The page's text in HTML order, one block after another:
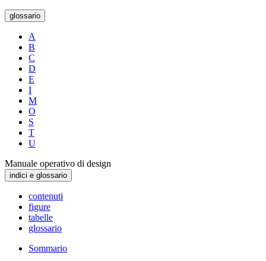
glossario
A
B
C
D
E
I
M
O
S
T
U
Manuale operativo di design
indici e glossario
contenuti
figure
tabelle
glossario
Sommario